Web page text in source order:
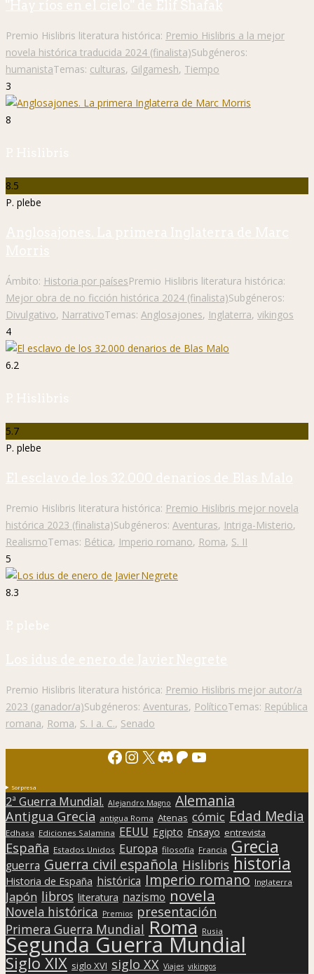
"Hay ríos en el cielo" de Elif Shafak
Premio Hislibris literatura histórica: Premio Hislibris a la mejor
novela histórica traducida 2024 (finalista)Subgéneros:
humanistaTemas: culturas, Gilgamesh, Tiempo
3
8
P. Hislibris
8.5
P. plebe
Anglosajones. La primera Inglaterra de Marc
Morris
Ámbito: Historia por paísesPremio Hislibris literatura histórica:
Mejor obra de no ficción histórica 2024 (finalista)Subgéneros:
Divulgativo, NarrativoTemas: Anglosajones, Inglaterra, vikingos
4
6.2
P. Hislibris
5.7
P. plebe
El esclavo de los 32.000 denarios de Blas Malo
Premio Hislibris literatura histórica: Premio Hislibris mejor novela
histórica 2023 (finalista)Subgéneros: Aventuras, Intriga-Misterio,
RealismoTemas: Bética, Imperio romano, Roma, S. II
5
8.3
P. plebe
Los idus de enero de Javier Negrete
Premio Hislibris literatura histórica: Premio Hislibris mejor autor/a
2023 (ganador/a)Subgéneros: Aventuras, PolíticoTemas: República
romana, Roma, S. I a. C., Senado
Facebook
Instagram
X Discord
Patreon
YouTube
Sorpresa
2ª Guerra Mundial. Alejandro Magno Alemania
Antigua Grecia antigua Roma Atenas cómic Edad Media
Edhasa Ediciones Salamina EEUU Egipto Ensayo entrevista
España Estados Unidos Europa filosofía Francia Grecia
guerra Guerra civil española Hislibris historia
Historia de España histórica Imperio romano Inglaterra
Japón libros literatura nazismo novela
Novela histórica Premios presentación
Primera Guerra Mundial Roma Rusia
Segunda Guerra Mundial
Siglo XIX siglo XVI siglo XX Viajes vikingos